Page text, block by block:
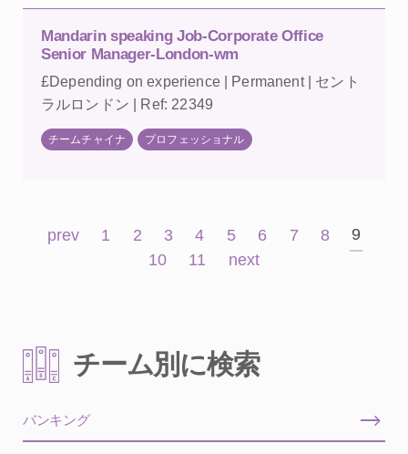
Mandarin speaking Job-Corporate Office
Senior Manager-London-wm
£Depending on experience | Permanent | セント
ラルロンドン | Ref: 22349
チームチャイナ プロフェッショナル
prev 1 2 3 4 5 6 7 8
9
10
11 next
チーム別に検索
バンキング